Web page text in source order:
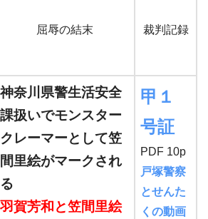
屈辱の結末 裁判記録
神奈川県警生活安全
課扱いでモンスター
クレーマーとして笠
間里絵がマークされ
る
羽賀芳和と笠間里絵
甲１
号証
PDF 10p
戸塚警察
とせんた
くの動画